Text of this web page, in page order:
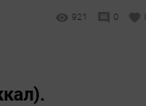
921 0